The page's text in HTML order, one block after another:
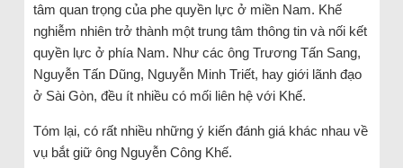
tâm quan trọng của phe quyền lực ở miền Nam. Khế
nghiễm nhiên trở thành một trung tâm thông tin và nối kết
quyền lực ở phía Nam. Như các ông Trương Tấn Sang,
Nguyễn Tấn Dũng, Nguyễn Minh Triết, hay giới lãnh đạo
ở Sài Gòn, đều ít nhiều có mối liên hệ với Khế.
Tóm lại, có rất nhiều những ý kiến đánh giá khác nhau về
vụ bắt giữ ông Nguyễn Công Khế.